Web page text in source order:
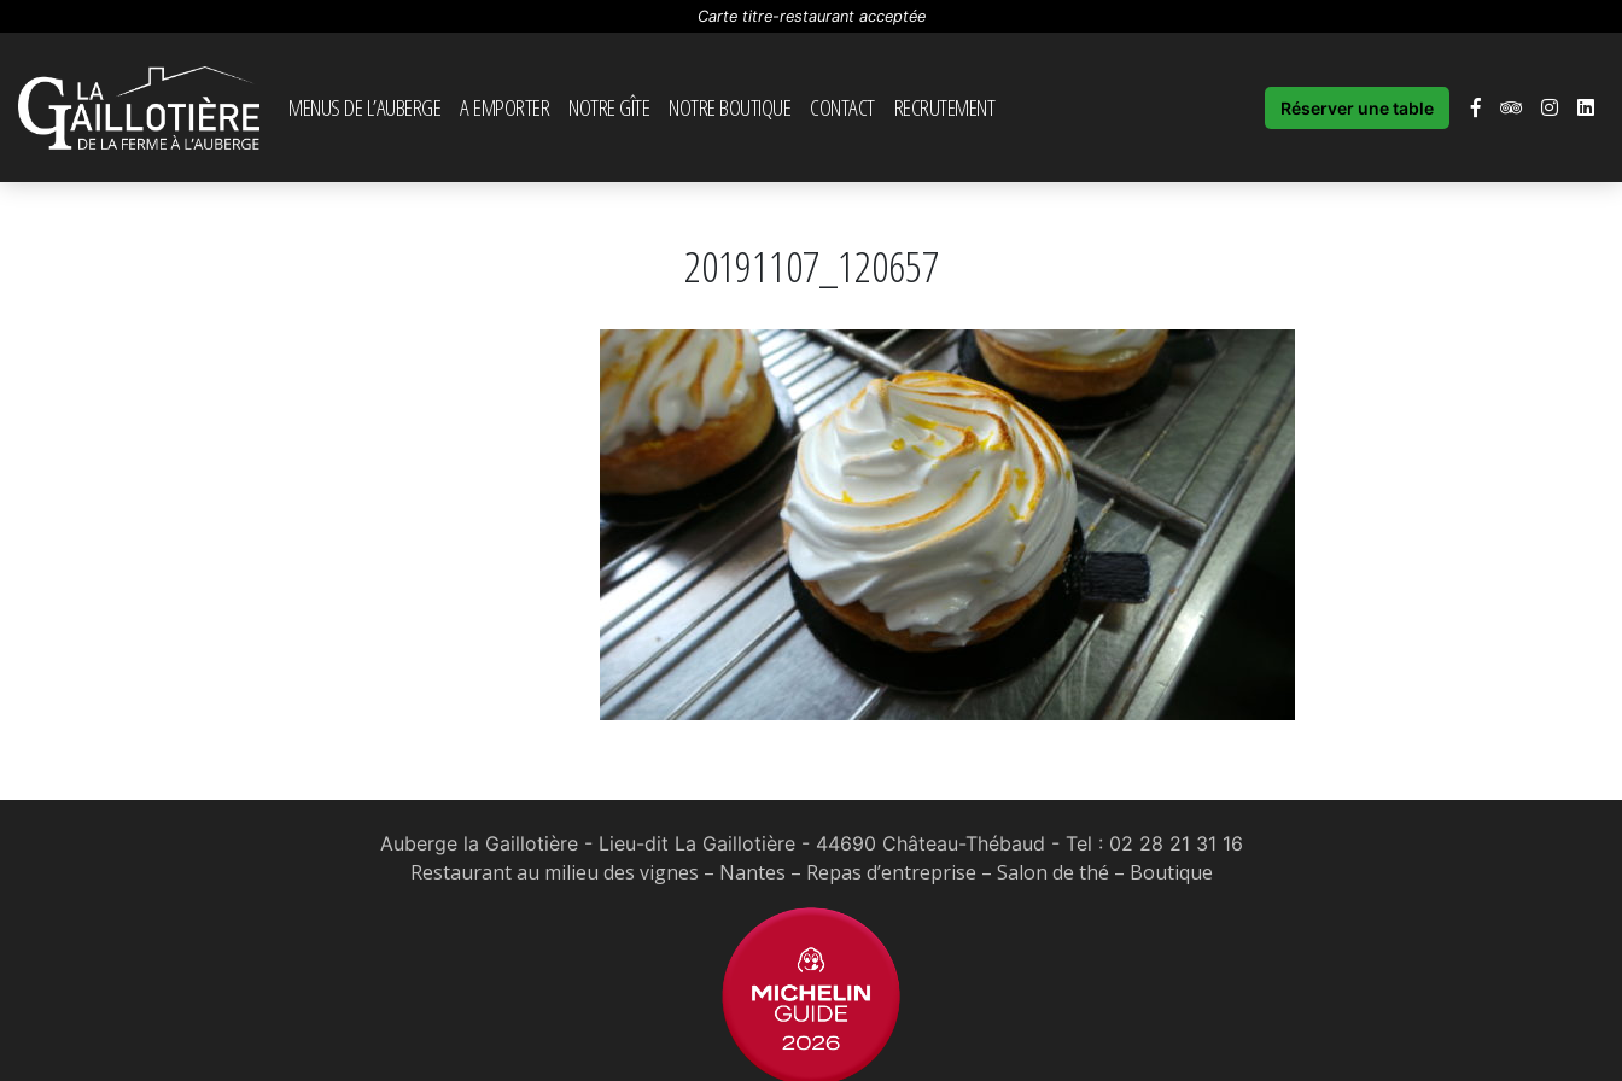
Carte titre-restaurant acceptée
MENUS DE L’AUBERGE A EMPORTER NOTRE GÎTE NOTRE BOUTIQUE CONTACT RECRUTEMENT Réserver une table
20191107_120657
Auberge la Gaillotière - Lieu-dit La Gaillotière - 44690 Château-Thébaud - Tel : 02 28 21 31 16
Restaurant au milieu des vignes – Nantes – Repas d’entreprise – Salon de thé – Boutique